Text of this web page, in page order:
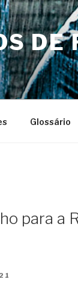
DE
Glossário
para a